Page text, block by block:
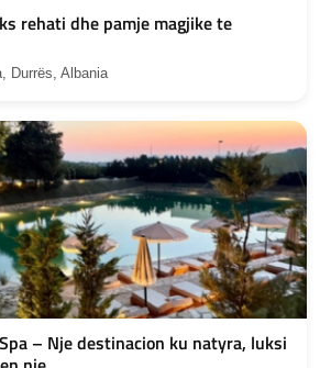
rehati dhe pamje magjike te
Durrës, Albania
– Nje destinacion ku natyra, luksi